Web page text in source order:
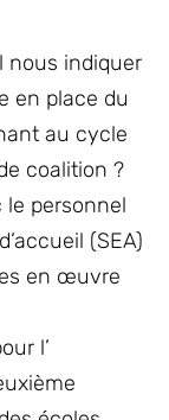
nous indiquer
en place du
au cycle
coalition ?
le personnel
(SEA)
en œuvre
l’